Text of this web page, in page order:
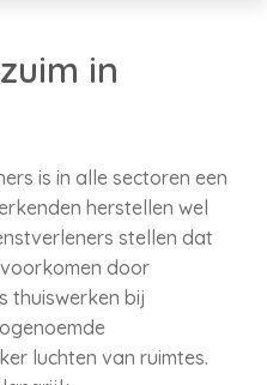
in
is in alle sectoren een
herstellen wel
stellen dat
door
thuiswerken bij
luchten van ruimtes.